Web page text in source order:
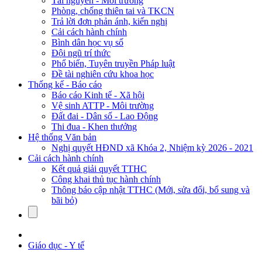
Phòng, chống thiên tai và TKCN
Trả lời đơn phản ánh, kiến nghị
Cải cách hành chính
Bình dân học vụ số
Đội ngũ trí thức
Phổ biến, Tuyên truyền Pháp luật
Đề tài nghiên cứu khoa học
Thống kế - Báo cáo
Báo cáo Kinh tế - Xã hội
Vệ sinh ATTP - Môi trường
Đất đai - Dân số - Lao Động
Thi đua - Khen thưởng
Hệ thống Văn bản
Nghị quyết HĐND xã Khóa 2, Nhiệm kỳ 2026 - 2021
Cải cách hành chính
Kết quả giải quyết TTHC
Công khai thủ tục hành chính
Thông báo cập nhật TTHC (Mới, sửa đổi, bổ sung và
bãi bỏ)
Giáo dục - Y tế